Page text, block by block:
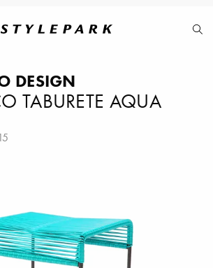
DESIGN
TABURETE AQUA